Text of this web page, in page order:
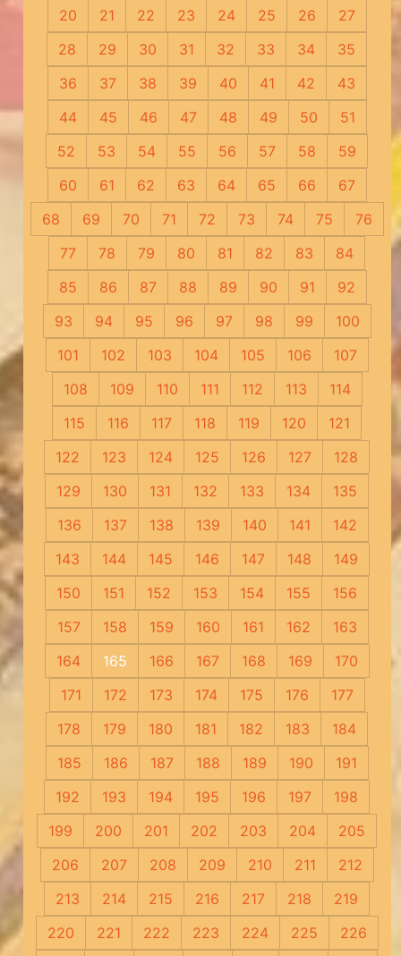
20
21 22 23 24 25 26
27
28
29 30 31 32 33 34
35
36
37 38 39 40 41 42
43
44
45 46 47 48 49 50
51
52
53 54 55 56 57 58
59
60
61 62 63 64 65 66
67
68
69 70 71 72 73 74 75
76
77
78 79 80 81 82 83
84
85
86 87 88 89 90 91
92
93
94 95 96 97 98 99
100
101
102 103 104 105 106
107
108
109 110 111 112 113
114
115
116 117 118 119 120
121
122
123 124 125 126 127
128
129
130 131 132 133 134
135
136
137 138 139 140 141
142
143
144 145 146 147 148
149
150
151 152 153 154 155
156
157
158 159 160 161 162
163
164
165 166 167 168 169
170
171
172 173 174 175 176
177
178
179 180 181 182 183
184
185
186 187 188 189 190
191
192
193 194 195 196 197
198
199
200 201 202 203 204
205
206
207 208 209 210 211
212
213
214 215 216 217 218
219
220
221 222 223 224 225
226